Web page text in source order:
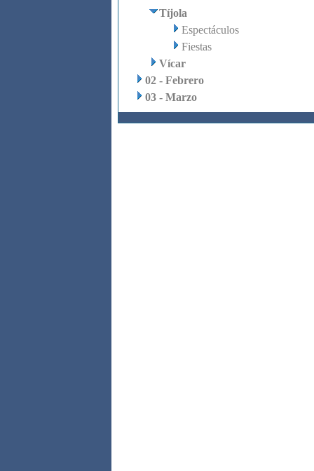
Tíjola
Espectáculos
Fiestas
Vícar
02 - Febrero
03 - Marzo